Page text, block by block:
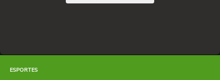
ESPORTES